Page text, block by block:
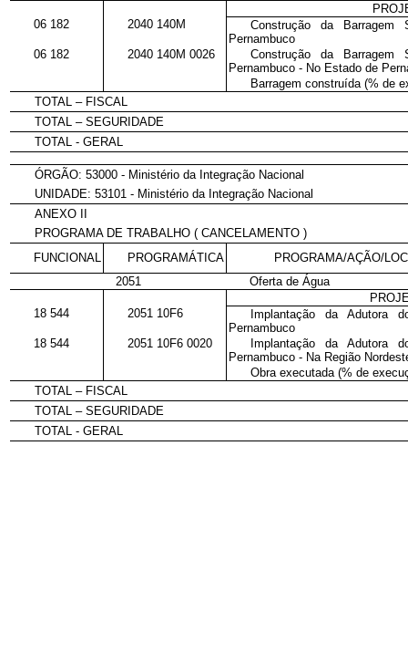
06 182
2040 140M
Construção da
Pernambuco
06 182
2040 140M 0026
Construção da
Pernambuco - No Estado de
Barragem construída (% de
TOTAL – FISCAL
TOTAL – SEGURIDADE
TOTAL - GERAL
ÓRGÃO: 53000 - Ministério da Integração Nacional
UNIDADE: 53101 - Ministério da Integração Nacional
ANEXO II
PROGRAMA DE TRABALHO ( CANCELAMENTO )
FUNCIONAL
PROGRAMÁTICA
PROGRAMA/AÇÃO/
2051
Oferta de Água
18 544
2051 10F6
Implantação da Adutora
Pernambuco
18 544
2051 10F6 0020
Implantação da Adutora
Pernambuco - Na Região
Obra executada (% de
TOTAL – FISCAL
TOTAL – SEGURIDADE
TOTAL - GERAL